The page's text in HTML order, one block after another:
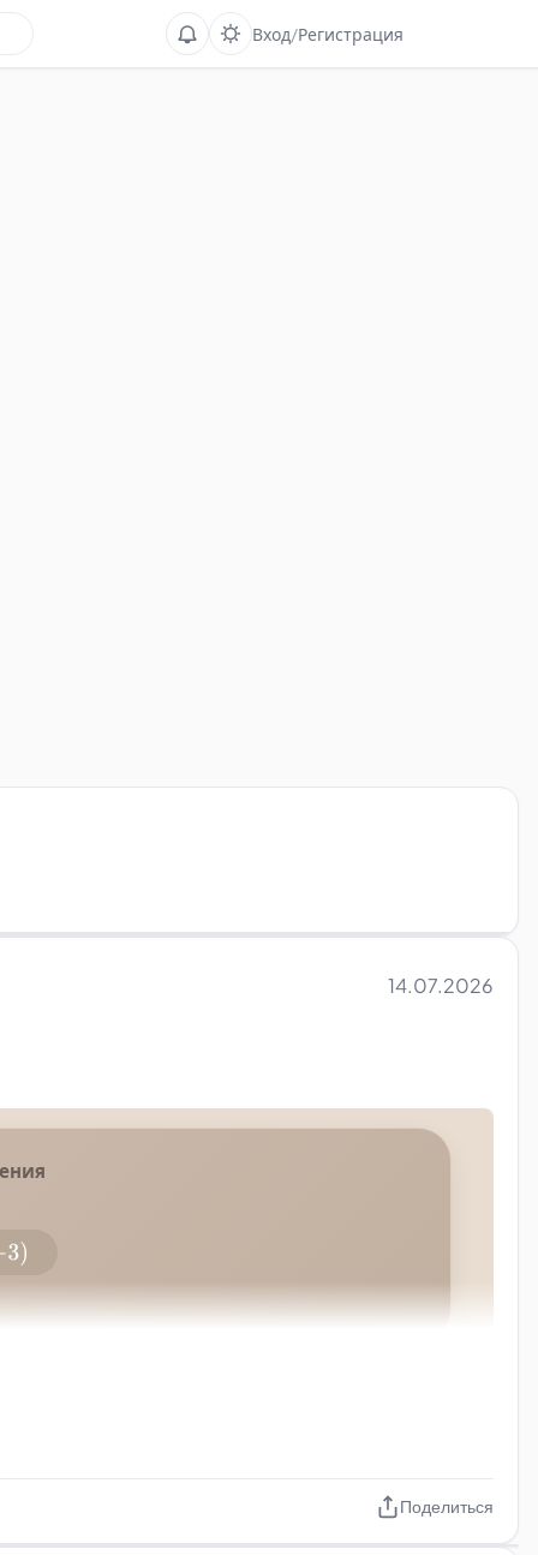
Вход/Регистрация
14.07.2026
Поделиться